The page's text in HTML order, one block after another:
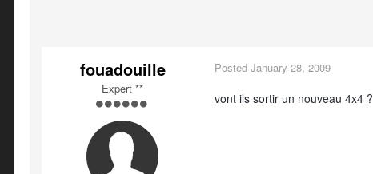
fouadouille
Expert **
Posted January 28, 2009
vont ils sortir un nouveau 4x4 ?